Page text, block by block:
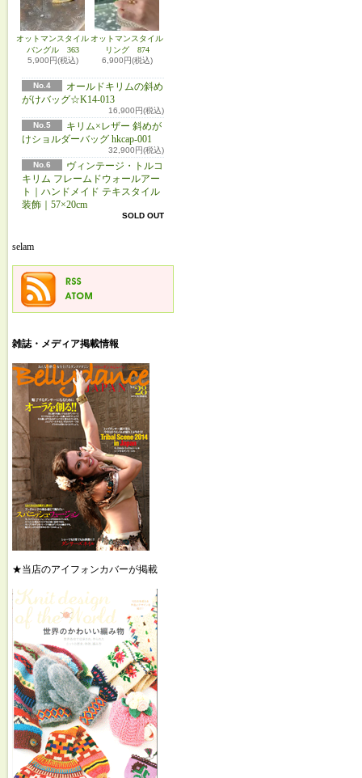
オットマンスタイル
バングル 363
5,900円(税込)
オットマンスタイル
リング 874
6,900円(税込)
No.4
オールドキリムの斜め
がけバッグ☆K14-013
16,900円(税込)
No.5
キリム×レザー 斜めが
けショルダーバッグ hkcap-001
32,900円(税込)
No.6
ヴィンテージ・トルコ
キリム フレームドウォールアー
ト｜ハンドメイド テキスタイル
装飾｜57×20cm
SOLD OUT
selam
雑誌・メディア掲載情報
★当店のアイフォンカバーが掲載